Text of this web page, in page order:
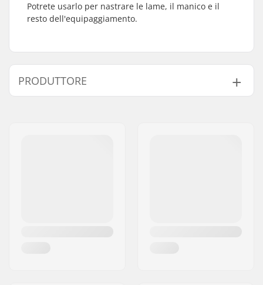
Potrete usarlo per nastrare le lame, il manico e il
resto dell'equipaggiamento.
PRODUTTORE